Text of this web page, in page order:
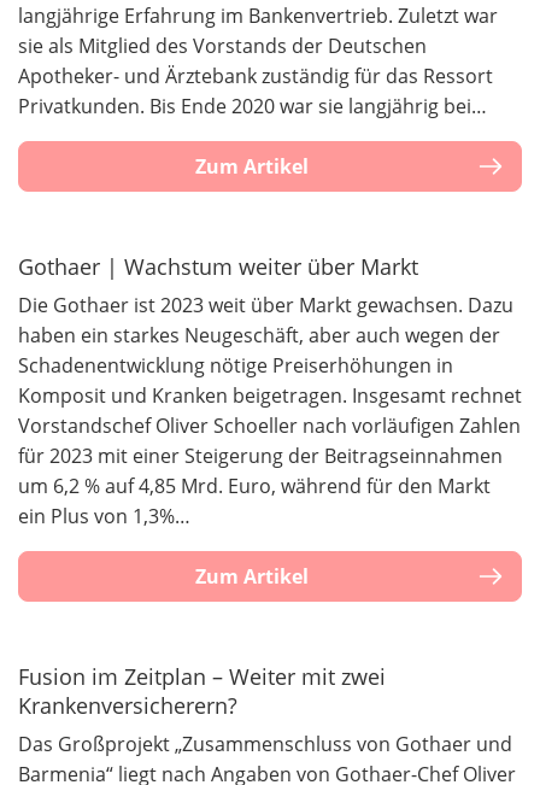
langjährige Erfahrung im Bankenvertrieb. Zuletzt war
sie als Mitglied des Vorstands der Deutschen
Apotheker- und Ärztebank zuständig für das Ressort
Privatkunden. Bis Ende 2020 war sie langjährig bei…
Zum Artikel
Gothaer | Wachstum weiter über Markt
Die Gothaer ist 2023 weit über Markt gewachsen. Dazu
haben ein starkes Neugeschäft, aber auch wegen der
Schadenentwicklung nötige Preiserhöhungen in
Komposit und Kranken beigetragen. Insgesamt rechnet
Vorstandschef Oliver Schoeller nach vorläufigen Zahlen
für 2023 mit einer Steigerung der Beitragseinnahmen
um 6,2 % auf 4,85 Mrd. Euro, während für den Markt
ein Plus von 1,3%…
Zum Artikel
Fusion im Zeitplan – Weiter mit zwei
Krankenversicherern?
Das Großprojekt „Zusammenschluss von Gothaer und
Barmenia“ liegt nach Angaben von Gothaer-Chef Oliver